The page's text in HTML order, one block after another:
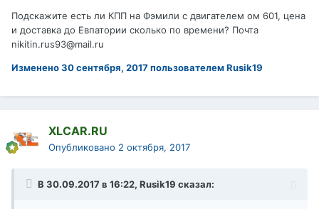
Подскажите есть ли КПП на Фэмили с двигателем ом 601, цена
и доставка до Евпатории сколько по времени? Почта
nikitin.rus93@mail.ru
Изменено30 сентября, 2017пользователем Rusik19
XLCAR.RU
Опубликовано 2 октября, 2017
В 30.09.2017 в 16:22, Rusik19 сказал: